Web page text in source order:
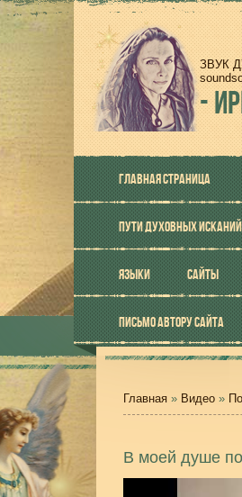
ЗВУК
-
ГЛАВНАЯ СТРАНИЦА
ПУТИ ДУХОВНЫХ ИСКАНИЙ
ЯЗЫКИ САЙТЫ
ПИСЬМО АВТОРУ САЙТА
Главная » Видео »
В моей душе